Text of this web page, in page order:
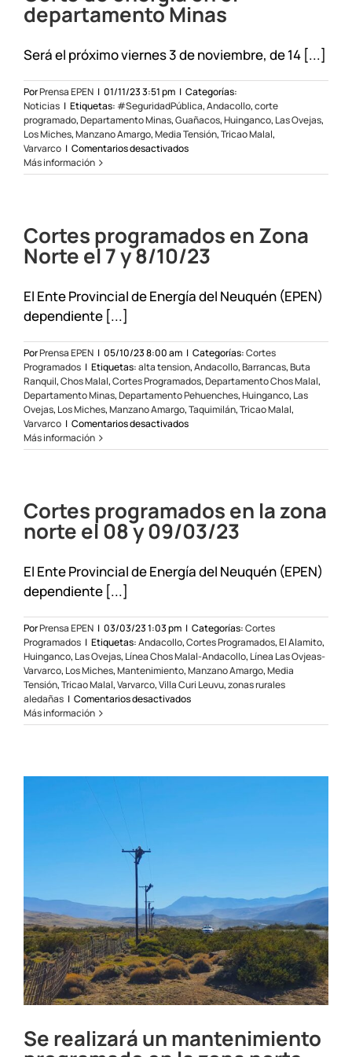
departamento Minas
Será el próximo viernes 3 de noviembre, de 14 [...]
PorPrensa EPEN | 01/11/23 3:51 pm | Categorías:
Noticias | Etiquetas: #SeguridadPública,Andacollo,corte
programado,Departamento Minas,Guañacos,Huinganco, Las Ovejas,
Los Miches,Manzano Amargo,Media Tensión,Tricao Malal,
Varvarco | Comentarios desactivadosen
de
departamento
Minas
Más información
Cortes programados en Zona
Norte el 7 y 8/10/23
El Ente Provincial de Energía del Neuquén (EPEN)
dependiente [...]
PorPrensa EPEN | 05/10/23 8:00 am | Categorías:Cortes
Programados | Etiquetas:alta tension,Andacollo,Barrancas,Buta
Ranquil,Chos Malal,Cortes Programados,Departamento Chos Malal,
Departamento Minas,Departamento Pehuenches,Huinganco, Las
Ovejas, Los Miches,Manzano Amargo,Taquimilán,Tricao Malal,
Varvarco | Comentarios desactivadosen
programados
el
7
y
Más información
Cortes programados en la zona
norte el 08 y 09/03/23
El Ente Provincial de Energía del Neuquén (EPEN)
dependiente [...]
PorPrensa EPEN | 03/03/23 1:03 pm | Categorías:Cortes
Programados | Etiquetas:Andacollo,Cortes Programados,El Alamito,
Huinganco, Las Ovejas, Línea Chos Malal-Andacollo, Línea Las Ovjeas-
Varvarco, Los Miches,Mantenimiento,Manzano Amargo,Media
Tensión,Tricao Malal,Varvarco,Villa Curi Leuvu,zonas rurales
aledañas | Comentarios desactivadosen
programados
Más información
Se realizará un mantenimiento